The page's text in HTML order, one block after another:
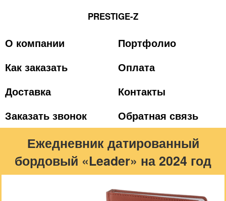
PRESTIGE-Z
О компании
Портфолио
Как заказать
Оплата
Доставка
Контакты
Заказать звонок
Обратная связь
Ежедневник датированный
бордовый «Leader» на 2024 год